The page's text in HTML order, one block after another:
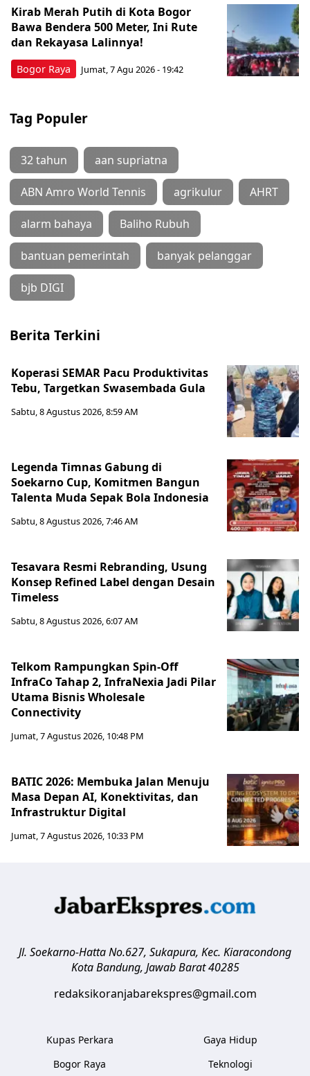
Bogor Raya
Kirab Merah Putih di Kota Bogor
Bawa Bendera 500 Meter, Ini Rute
dan Rekayasa Lalinnya!
Jumat, 7 Agu 2026 - 19:42
Tag Populer
32 tahun aan supriatna
ABN Amro World Tennis agrikulur AHRT
alarm bahaya Baliho Rubuh
bantuan pemerintah banyak pelanggar
bjb DIGI
Berita Terkini
Koperasi SEMAR Pacu Produktivitas
Tebu, Targetkan Swasembada Gula
Sabtu, 8 Agustus 2026, 8:59 AM
Legenda Timnas Gabung di
Soekarno Cup, Komitmen Bangun
Talenta Muda Sepak Bola Indonesia
Sabtu, 8 Agustus 2026, 7:46 AM
Tesavara Resmi Rebranding, Usung
Konsep Refined Label dengan Desain
Timeless
Sabtu, 8 Agustus 2026, 6:07 AM
Telkom Rampungkan Spin-Off
InfraCo Tahap 2, InfraNexia Jadi Pilar
Utama Bisnis Wholesale
Connectivity
Jumat, 7 Agustus 2026, 10:48 PM
BATIC 2026: Membuka Jalan Menuju
Masa Depan AI, Konektivitas, dan
Infrastruktur Digital
Jumat, 7 Agustus 2026, 10:33 PM
Jl. Soekarno-Hatta No.627, Sukapura, Kec. Kiaracondong
Kota Bandung, Jawab Barat 40285
redaksikoranjabarekspres@gmail.com
Kupas Perkara
Bogor Raya
Gaya Hidup
Teknologi